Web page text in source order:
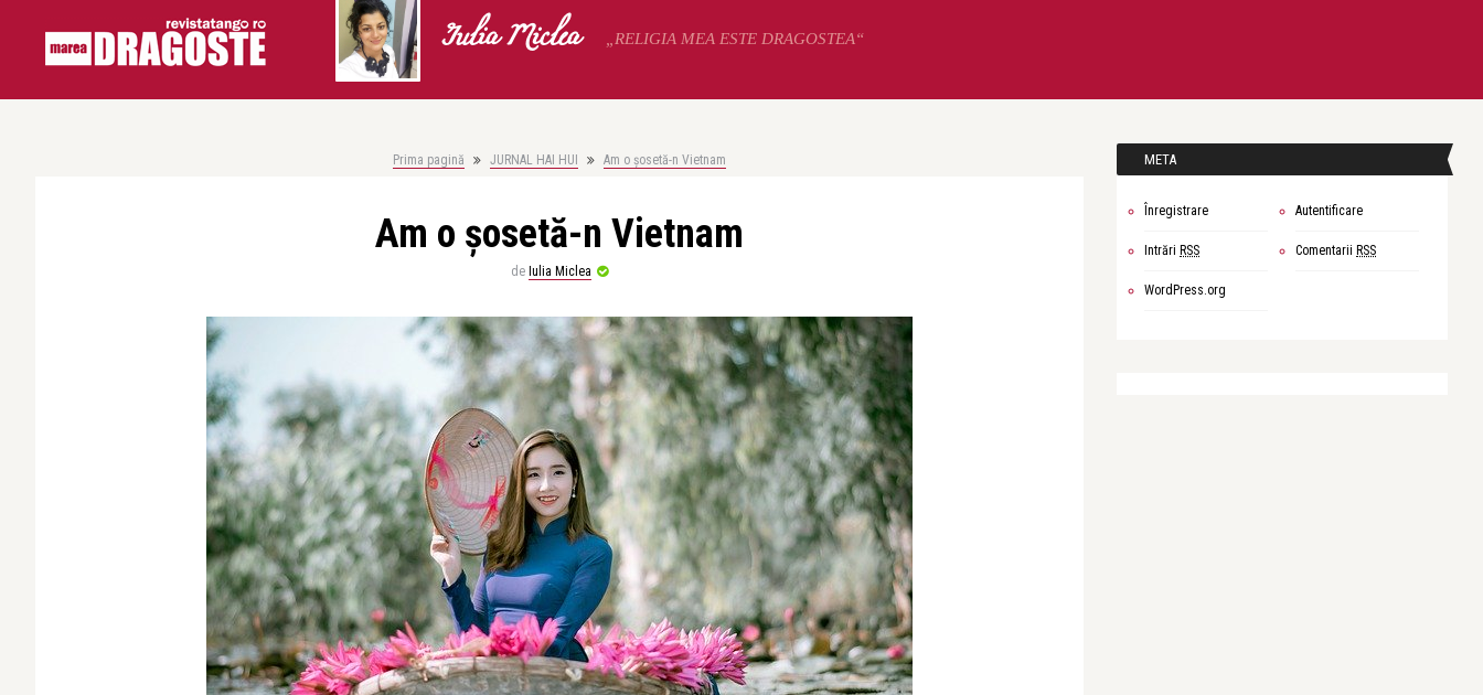
Iulia Miclea „RELIGIA MEA ESTE DRAGOSTEA“
Prima pagină JURNAL HAI HUI Am o șosetă-n Vietnam
Am o șosetă-n Vietnam
de Iulia Miclea
META
Înregistrare Autentificare
Intrări RSS Comentarii RSS
WordPress.org